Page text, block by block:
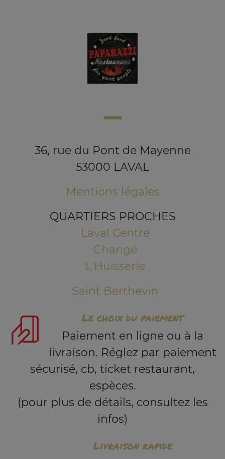
36, rue du Pont de Mayenne
53000 LAVAL
Mentions légales
QUARTIERS PROCHES
Laval Centre
Changé
L'Huisserie
Saint Berthevin
Le choix du paiement
Paiement en ligne ou à la
livraison. Réglez par paiement
sécurisé, cb, ticket restaurant,
espèces.
(pour plus de détails, consultez les
infos)
Livraison rapide